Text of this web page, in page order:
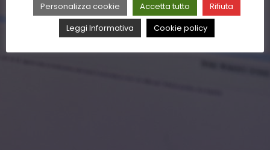
Personalizza cookie Accetta tutto
Rifiuta
Leggi Informativa
Cookie policy